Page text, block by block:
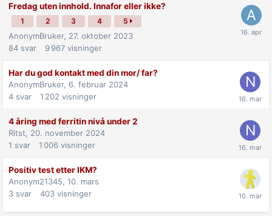
Fredag uten innhold. Innafor eller ikke?
1 2 3 4 5
AnonymBruker, 27. oktober 2023
84 svar 9 967 visninger
Har du god kontakt med din mor/ far?
AnonymBruker, 6. februar 2024
4 svar 1 202 visninger
4 åring med ferritin nivå under 2
Ritst, 20. november 2024
1 svar 1 006 visninger
Positiv test etter IKM?
Anonym21345, 10. mars
3 svar 403 visninger